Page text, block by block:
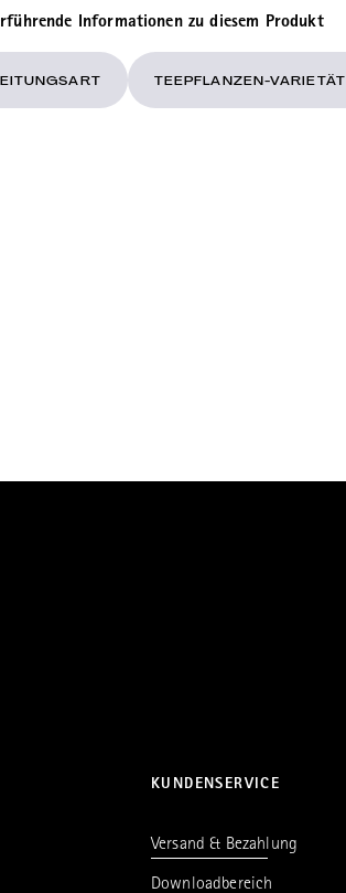
Informationen zu diesem Produkt
TEEPFLANZEN-VARIETÄT
KUNDENSERVICE
Versand & Bezahlung
Downloadbereich